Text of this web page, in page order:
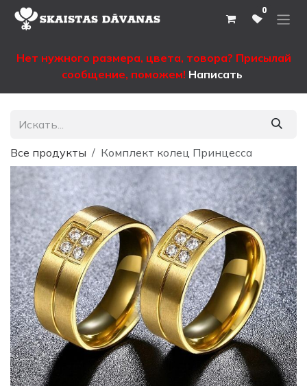
Перейти к содержимому 0
Нет нужного размера, цвета, товора? Присылай
сообщение, поможем! Написать
Все продукты Комплект колец Принцесса